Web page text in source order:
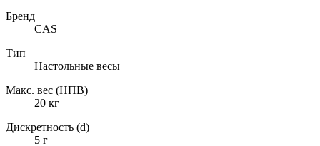
Бренд
CAS
Тип
Настольные весы
Макс. вес (НПВ)
20 кг
Дискретность (d)
5 г